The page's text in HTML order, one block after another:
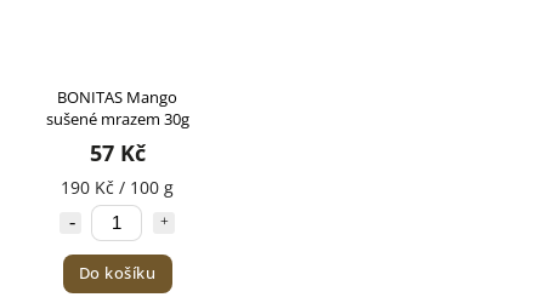
BONITAS Mango
sušené mrazem 30g
57 Kč
190 Kč / 100 g
Do košíku